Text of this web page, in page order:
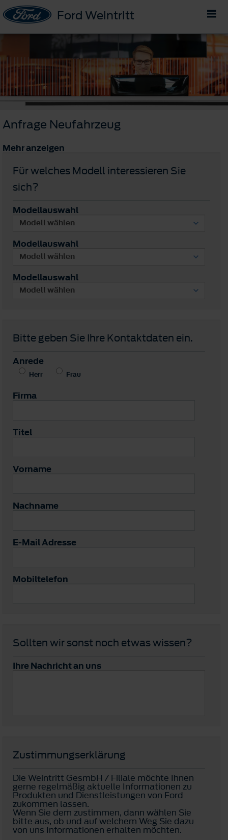
Ford Weintritt
Anfrage Neufahrzeug
Mehr anzeigen
Für welches Modell interessieren Sie
sich?
Modellauswahl
Modellauswahl
Modellauswahl
Bitte geben Sie Ihre Kontaktdaten ein.
Anrede
Herr Frau
Firma
Titel
Vorname
Nachname
E-Mail Adresse
Mobiltelefon
Sollten wir sonst noch etwas wissen?
Ihre Nachricht an uns
Zustimmungserklärung
Die Weintritt GesmbH / Filiale möchte Ihnen
gerne regelmäßig aktuelle Informationen zu
Produkten und Dienstleistungen von Ford
zukommen lassen.
Wenn Sie dem zustimmen, dann wählen Sie
bitte aus, ob und auf welchem Weg Sie dazu
von uns Informationen erhalten möchten.